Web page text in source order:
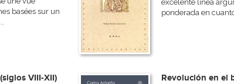
basées sur un
excelente línea
ponderada en
VIII-XII) Revolución en el